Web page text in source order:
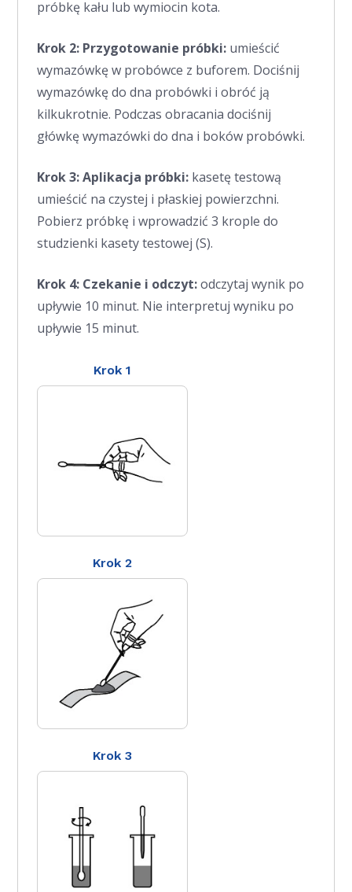
próbkę kału lub wymiocin kota.
Krok 2: Przygotowanie próbki: umieścić
wymazówkę w probówce z buforem. Dociśnij
wymazówkę do dna probówki i obróć ją
kilkukrotnie. Podczas obracania dociśnij
główkę wymazówki do dna i boków probówki.
Krok 3: Aplikacja próbki: kasetę testową
umieścić na czystej i płaskiej powierzchni.
Pobierz próbkę i wprowadzić 3 krople do
studzienki kasety testowej (S).
Krok 4: Czekanie i odczyt:odczytaj wynik po
upływie 10 minut. Nie interpretuj wyniku po
upływie 15 minut.
Krok 1
Krok 2
Krok 3